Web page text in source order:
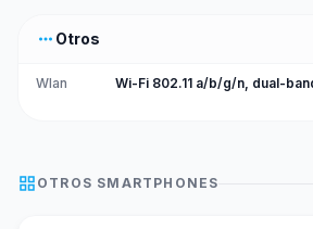
more_horiz Otros
Wlan
Wi-Fi 802.11 a/b/g/n, dual-
grid_view OTROS SMARTPHONES